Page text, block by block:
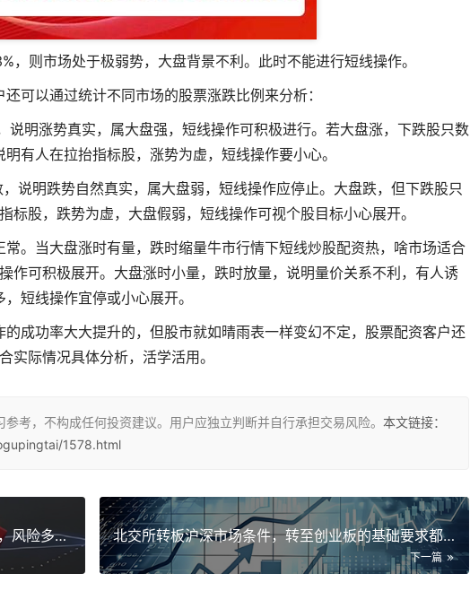
，则市场处于极弱势，大盘背景不利。此时不能进行短线操作。
可以通过统计不同市场的股票涨跌比例来分析：
说明涨势真实，属大盘强，短线操作可积极进行。若大盘涨，下跌股只数
有人在拉抬指标股，涨势为虚，短线操作要小心。
说明跌势自然真实，属大盘弱，短线操作应停止。大盘跌，但下跌股只
标股，跌势为虚，大盘假弱，短线操作可视个股目标小心展开。
。当大盘涨时有量，跌时缩量牛市行情下短线炒股配资热，啥市场适合
作可积极展开。大盘涨时小量，跌时放量，说明量价关系不利，有人诱
，短线操作宜停或小心展开。
成功率大大提升的，但股市就如晴雨表一样变幻不定，股票配资客户还
实际情况具体分析，活学活用。
考，不构成任何投资建议。用户应独立判断并自行承担交易风险。 本文链接：
1578.html
A股行情升温，杠杆炒股配资零门槛高杠杆，风险多大？ 北交所转板沪深市场条件，转至创业板的基础要求都在这
下一篇